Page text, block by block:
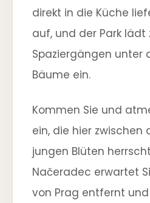
direkt in die Küche
auf, und der Park lädt
Spaziergängen unter
Bäume ein.
Kommen Sie und
ein, die hier zwischen
jungen Blüten
Načeradec erwartet
von Prag entfernt